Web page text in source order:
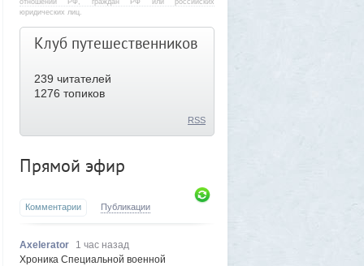
отношении РФ, граждан РФ или российских
юридических лиц.
Клуб путешественников
239 читателей
1276 топиков
RSS
Прямой эфир
Комментарии Публикации
Axelerator
1 час назад
Хроника Специальной военной